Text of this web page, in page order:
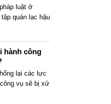
luật ở
quán lạc hậu
hành công
lại các lực
vụ sẽ bị xử